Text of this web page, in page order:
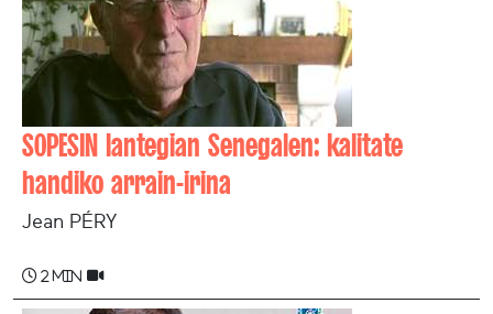
SOPESIN lantegian Senegalen: kalitate
handiko arrain-irina
Jean PÉRY
2 min